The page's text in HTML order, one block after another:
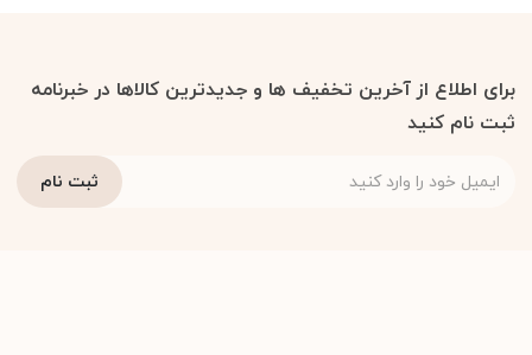
برای اطلاع از آخرین تخفیف ها و جدیدترین کالاها در خبرنامه
ثبت نام کنید